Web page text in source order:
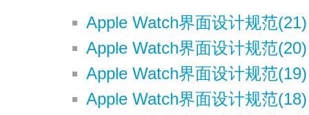
Apple Watch界面设计规范
Apple Watch界面设计规范
Apple Watch界面设计规范
Apple Watch界面设计规范